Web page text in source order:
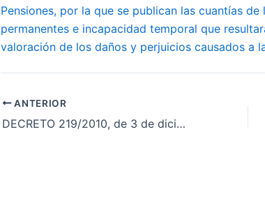
Pensiones, por la que se publican las cuantías
permanentes e incapacidad temporal que
valoración de los daños y perjuicios causados a
ANTERIOR
DECRETO 219/2010, de 3 de diciembre, por el que se fija el calendario de días inhábiles a efectos de cómputo de plazos administrativos durante el año 2011 en la Comunidad Autónoma de Extremadura